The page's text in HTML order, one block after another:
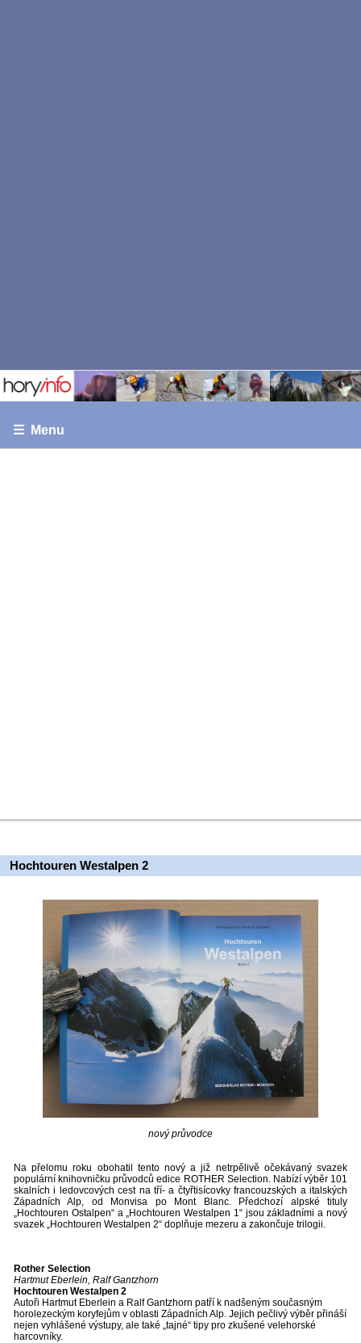
☰ Menu
Hochtouren Westalpen 2
nový průvodce
Na přelomu roku obohatil tento nový a již netrpělivě očekávaný svazek
populární knihovničku průvodců edice ROTHER Selection. Nabízí výběr 101
skalních i ledovcových cest na tří- a čtyřtisícovky francouzských a italských
Západních Alp, od Monvisa po Mont Blanc. Předchozí alpské tituly
„Hochtouren Ostalpen“ a „Hochtouren Westalpen 1“ jsou základními a nový
svazek „Hochtouren Westalpen 2“ doplňuje mezeru a zakončuje trilogii.
Rother Selection
Hartmut Eberlein, Ralf Gantzhorn
Hochtouren Westalpen 2
Autoři Hartmut Eberlein a Ralf Gantzhorn patří k nadšeným současným
horolezeckým koryfejům v oblasti Západních Alp. Jejich pečlivý výběr přináší
nejen vyhlášené výstupy, ale také „tajné“ tipy pro zkušené velehorské
harcovníky.